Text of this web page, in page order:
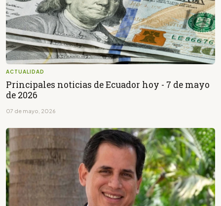
ACTUALIDAD
Principales noticias de Ecuador hoy - 7 de mayo
de 2026
07 de mayo, 2026